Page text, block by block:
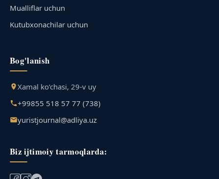
Mualliflar uchun
Kutubxonachilar uchun
Bog'lanish
Xamal ko‘chasi, 29-v uy
+99855 518 57 77 (738)
yuristjournal@adliya.uz
Biz ijtimoiy tarmoqlarda: